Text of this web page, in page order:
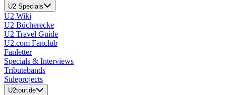
U2 Specials
U2 Wiki
U2 Bücherecke
U2 Travel Guide
U2.com Fanclub
Fanletter
Specials & Interviews
Tributebands
Sideprojects
U2tour.de